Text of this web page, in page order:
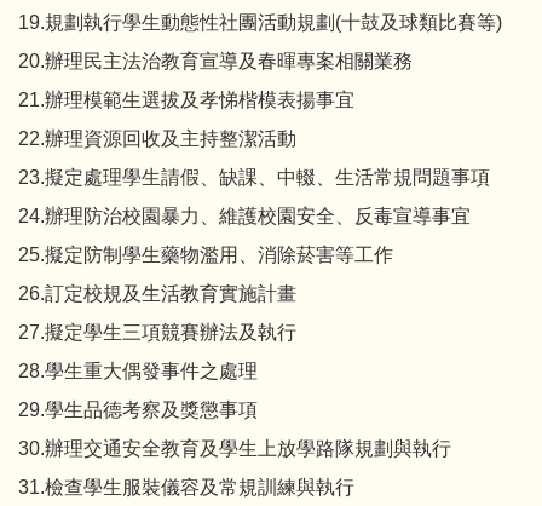
19.規劃執行學生動態性社團活動規劃(十鼓及球類比賽等)
20.辦理民主法治教育宣導及春暉專案相關業務
21.辦理模範生選拔及孝悌楷模表揚事宜
22.辦理資源回收及主持整潔活動
23.擬定處理學生請假、缺課、中輟、生活常規問題事項
24.辦理防治校園暴力、維護校園安全、反毒宣導事宜
25.擬定防制學生藥物濫用、消除菸害等工作
26.訂定校規及生活教育實施計畫
27.擬定學生三項競賽辦法及執行
28.學生重大偶發事件之處理
29.學生品德考察及獎懲事項
30.辦理交通安全教育及學生上放學路隊規劃與執行
31.檢查學生服裝儀容及常規訓練與執行